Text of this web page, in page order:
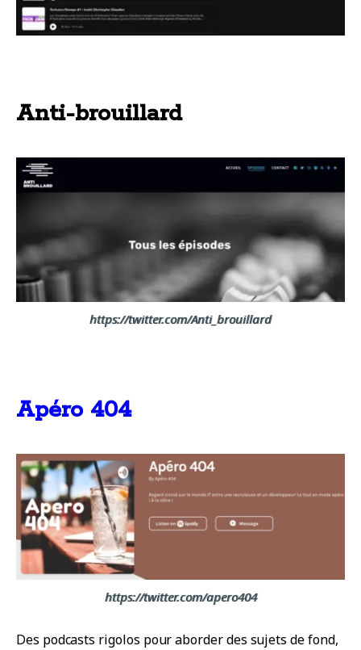
Anti-brouillard
https://twitter.com/Anti_brouillard
Apéro 404
https://twitter.com/apero404
Des podcasts rigolos pour aborder des sujets de fond,